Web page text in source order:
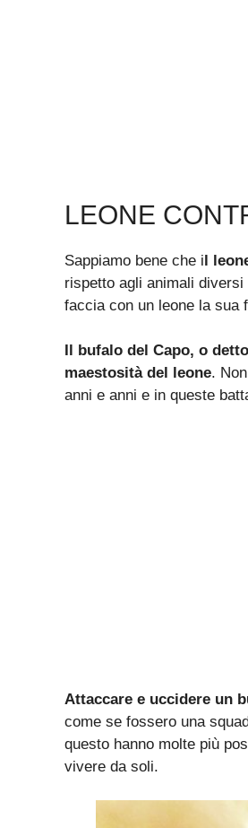
LEONE
Sappiamo bene che il
rispetto agli animali
faccia con un leone la sua
Il bufalo del Capo, o
maestosità del leone.
anni e anni e in queste
Attaccare e uccidere un
come se fossero una
questo hanno molte più
vivere da soli.